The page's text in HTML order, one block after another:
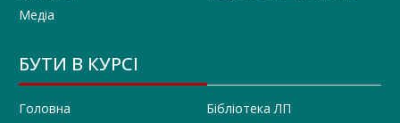
Медіа
БУТИ В КУРСІ
Головна Бібліотека ЛП